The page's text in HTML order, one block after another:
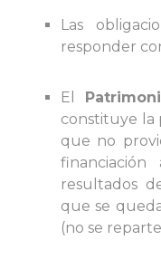
Las
responder
El
constituye la
que no
resultados
que se
(no se